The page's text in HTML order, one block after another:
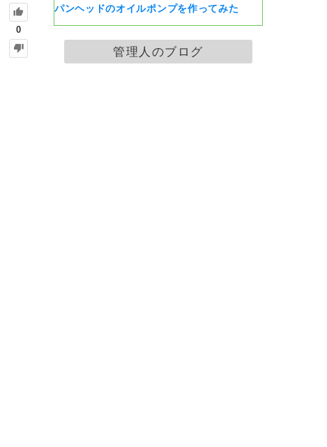
0
パンヘッドのオイルポンプを作ってみた
管理人のブログ